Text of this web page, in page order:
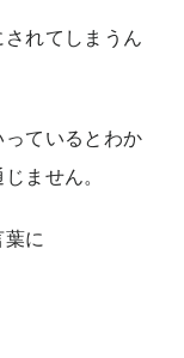
れてしまうん
ているとわか
ません。
に